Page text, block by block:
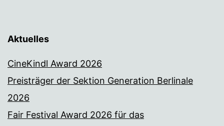
Aktuelles
CineKindl Award 2026
Preisträger der Sektion Generation Berlinale
2026
Fair Festival Award 2026 für das